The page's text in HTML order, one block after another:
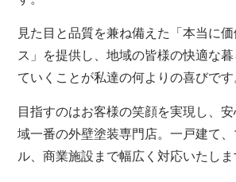
見た目と品質を兼ね備えた「本当に
ス」を提供し、地域の皆様の快適な
ていくことが私達の何よりの喜びです
目指すのはお客様の笑顔を実現し、
域一番の外壁塗装専門店。一戸建て
ル、商業施設まで幅広く対応いたしま